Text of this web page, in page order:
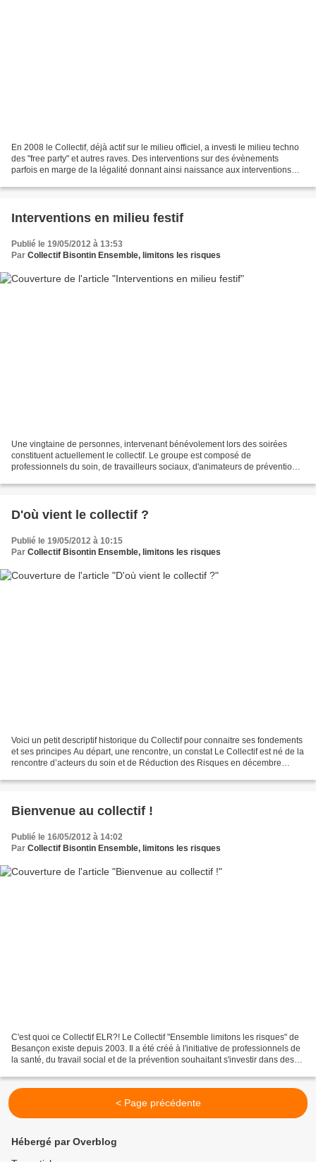
En 2008 le Collectif, déjà actif sur le milieu officiel, a investi le milieu techno
des "free party" et autres raves. Des interventions sur des évènements
parfois en marge de la légalité donnant ainsi naissance aux interventions
Interventions en milieu festif
Publié le 19/05/2012 à 13:53
Par Collectif Bisontin Ensemble, limitons les risques
Une vingtaine de personnes, intervenant bénévolement lors des soirées
constituent actuellement le collectif. Le groupe est composé de
professionnels du soin, de travailleurs sociaux, d'animateurs de prévention,
D'où vient le collectif ?
Publié le 19/05/2012 à 10:15
Par Collectif Bisontin Ensemble, limitons les risques
Voici un petit descriptif historique du Collectif pour connaitre ses fondements
et ses principes Au départ, une rencontre, un constat Le Collectif est né de la
rencontre d’acteurs du soin et de Réduction des Risques en décembre
Bienvenue au collectif !
Publié le 16/05/2012 à 14:02
Par Collectif Bisontin Ensemble, limitons les risques
C'est quoi ce Collectif ELR?! Le Collectif "Ensemble limitons les risques" de
Besançon existe depuis 2003. Il a été créé à l'initiative de professionnels de
la santé, du travail social et de la prévention souhaitant s'investir dans des
< Page précédente
Hébergé par Overblog